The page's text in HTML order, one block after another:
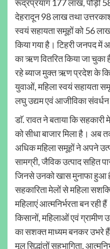
रूद्रप्रयाग 177 लाख, पौड़ी
देहरादून 98 लाख तथा
स्वयं सहायता समूहों को 56
किया गया है। टिहरी जनपद
का ऋण वितरित किया जा चुका
रहे ब्याज मुक्त ऋण प्रदेश के
युवाओं, महिला स्वयं सहायता
लघु उद्यम एवं आजीविका संवर्धन
डाॅ. रावत ने बताया कि
को सीधा बाजार मिला है।
अधिक महिला समूहों ने अपने
सामग्री, जैविक उत्पाद सहित
जिनसे उनको खास मुनाफा हुआ
सहकारिता मेलों से महिला
महिलाएं आत्मनिर्भरता बन रही
किसानों, महिलाओं एवं
का सशक्त माध्यम बनकर उभरे
मूल सिद्धांतों सहभागिता,